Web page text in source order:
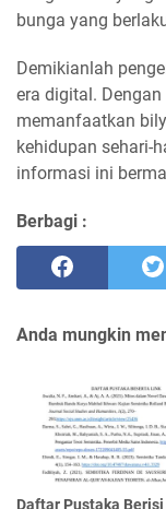
bunga yang
Demikianlah
era digital.
memanfaatkan
kehidupan sehari-
informasi ini
Berbagi :
Anda mungkin
Daftar Pustaka Berisi